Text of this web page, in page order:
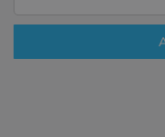
für
Newsletter